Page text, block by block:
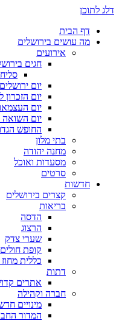
דלג לתוכן
דף הבית
מה עושים בירושלים
אירועים
חגים
יום ירושלים
יום
יום
יום השואה
החופש
בתי מלון
מחנה יהודה
מסעדות ואוכל
סרטים
חדשות
קצרים בירושלים
בריאות
הדסה
הרצוג
שערי צדק
קופת
כללית
דתות
אתרים
חברה וקהילה
מינויים
המדור